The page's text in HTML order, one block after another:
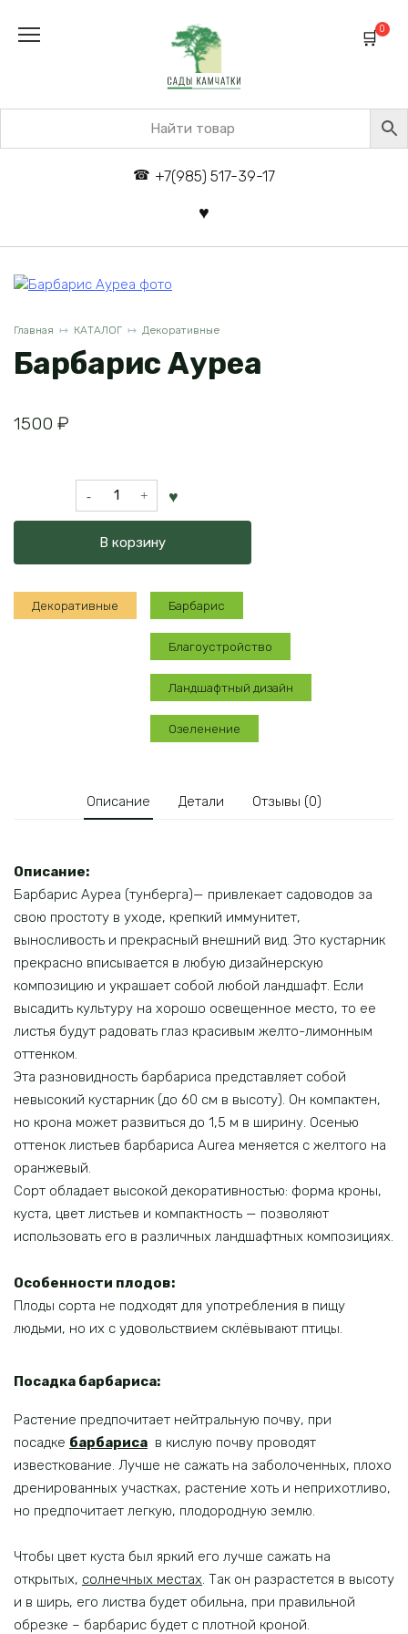
+7(985) 517-39-17
0
Главная КАТАЛОГ Декоративные
Барбарис Ауреа
1500 ₽
Количество
товара
АуреаВ корзину
Декоративные Барбарис
Благоустройство
Ландшафтный дизайн
Озеленение
Описание Детали Отзывы (0)
Описание:
Барбарис Ауреа (тунберга)— привлекает садоводов за
свою простоту в уходе, крепкий иммунитет,
выносливость и прекрасный внешний вид. Это кустарник
прекрасно вписывается в любую дизайнерскую
композицию и украшает собой любой ландшафт. Если
высадить культуру на хорошо освещенное место, то ее
листья будут радовать глаз красивым желто-лимонным
оттенком.
Эта разновидность барбариса представляет собой
невысокий кустарник (до 60 см в высоту). Он компактен,
но крона может развиться до 1,5 м в ширину. Осенью
оттенок листьев барбариса Aurea меняется с желтого на
оранжевый.
Сорт обладает высокой декоративностью: форма кроны,
куста, цвет листьев и компактность — позволяют
использовать его в различных ландшафтных композициях.
Особенности плодов:
Плоды сорта не подходят для употребления в пищу
людьми, но их с удовольствием склёвывают птицы.
Посадка барбариса:
Растение предпочитает нейтральную почву, при
посадке барбариса в кислую почву проводят
известкование. Лучше не сажать на заболоченных, плохо
дренированных участках, растение хоть и неприхотливо,
но предпочитает легкую, плодородную землю.
Чтобы цвет куста был яркий его лучше сажать на
открытых, солнечных местах. Так он разрастется в высоту
и в ширь, его листва будет обильна, при правильной
обрезке – барбарис будет с плотной кроной.